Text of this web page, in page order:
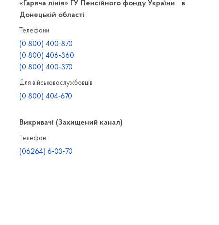
«Гаряча лінія» ГУ Пенсійного фонду України в
Донецькій області
Телефони
(0 800) 400-870
(0 800) 406-360
(0 800) 400-370
Для військовослужбовців
(0 800) 404-670
Викривачі (Захищений канал)
Телефон
(06264) 6-03-70